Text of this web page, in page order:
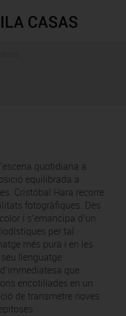
quotidiana a
equilibrada a
Cristóbal Hara recorre
fotogràfiques. Des
i s’emancipa d’un
per tal
més pura i en les
llenguatge
que
encotillades en un
de transmetre noves